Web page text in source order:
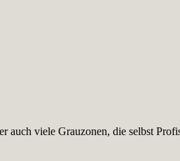
viele Grauzonen, die selbst